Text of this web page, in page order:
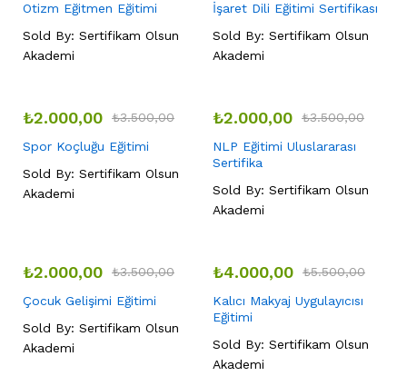
Otizm Eğitmen Eğitimi
Sold By: Sertifikam Olsun
Akademi
İşaret Dili Eğitimi Sertifikası
Sold By: Sertifikam Olsun
Akademi
₺2.000,00 ₺3.500,00
Spor Koçluğu Eğitimi
Sold By: Sertifikam Olsun
Akademi
₺2.000,00 ₺3.500,00
NLP Eğitimi Uluslararası
Sertifika
Sold By: Sertifikam Olsun
Akademi
₺2.000,00 ₺3.500,00
Çocuk Gelişimi Eğitimi
Sold By: Sertifikam Olsun
Akademi
₺4.000,00 ₺5.500,00
Kalıcı Makyaj Uygulayıcısı
Eğitimi
Sold By: Sertifikam Olsun
Akademi